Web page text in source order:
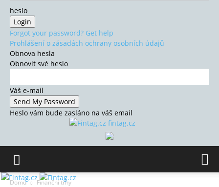
heslo
Forgot your password? Get help
Prohlášení o zásadách ochrany osobních údajů
Obnova hesla
Obnovit své heslo
Váš e-mail
Heslo vám bude zasláno na váš email
fintag.cz
Domů Finanční trhy